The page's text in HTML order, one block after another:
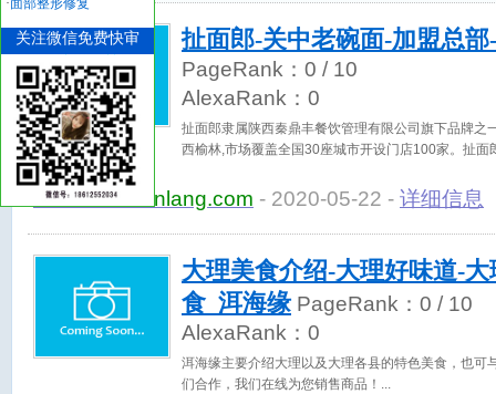
扯面郎-关中老碗面-加盟总部-
PageRank： 0 / 10
AlexaRank： 0
扯面郎隶属陕西秦鼎丰餐饮管理有限公司旗下品牌之
西榆林,市场覆盖全国30座城市开设门店100家。扯
www.chemianlang.com - 2020-05-22 - 详细信息
大理美食介绍-大理好味道-
食_洱海缘PageRank： 0 / 10
AlexaRank： 0
洱海缘主要介绍大理以及大理各县的特色美食，也可
们合作，我们在线为您销售商品！
·面部整形修复
关注微信免费快审